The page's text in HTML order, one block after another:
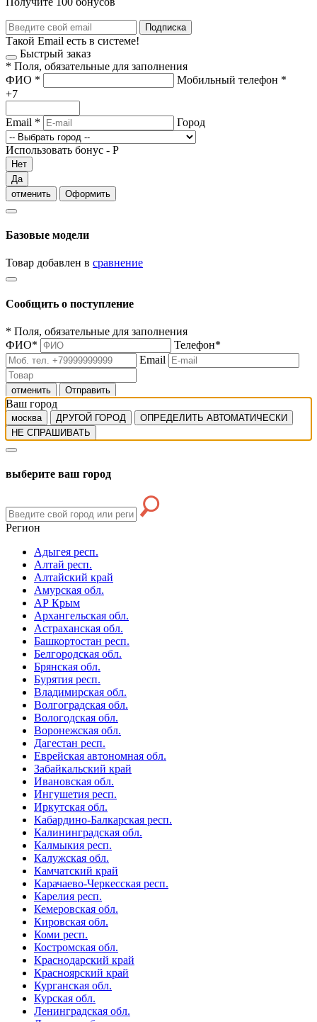
Подписка
Такой Email есть в системе!
Быстрый заказ
* Поля, обязательные для заполнения
ФИО * Мобильный телефон *
+7
Email * Город
Использовать бонус - Р
Нет
Да
отменить
Оформить
Базовые модели
Товар добавлен в сравнение
Сообщить о поступление
* Поля, обязательные для заполнения
ФИО* Телефон*
Email
отменить Отправить
Ваш город
москва ДРУГОЙ ГОРОД
ОПРЕДЕЛИТЬ АВТОМАТИЧЕСКИ
НЕ СПРАШИВАТЬ
выберите ваш город
Регион
Адыгея респ.
Алтай респ.
Алтайский край
Амурская обл.
АР Крым
Архангельская обл.
Астраханская обл.
Башкортостан респ.
Белгородская обл.
Брянская обл.
Бурятия респ.
Владимирская обл.
Волгоградская обл.
Вологодская обл.
Воронежская обл.
Дагестан респ.
Еврейская автономная обл.
Забайкальский край
Ивановская обл.
Ингушетия респ.
Иркутская обл.
Кабардино-Балкарская респ.
Калининградская обл.
Калмыкия респ.
Калужская обл.
Камчатский край
Карачаево-Черкесская респ.
Карелия респ.
Кемеровская обл.
Кировская обл.
Коми респ.
Костромская обл.
Краснодарский край
Красноярский край
Курганская обл.
Курская обл.
Ленинградская обл.